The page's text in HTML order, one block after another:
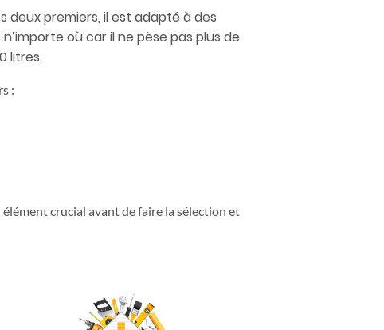
premiers, il est adapté à des
où car il ne pèse pas plus de
litres.
:
crucial avant de faire la sélection et